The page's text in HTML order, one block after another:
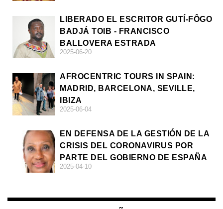
LIBERADO EL ESCRITOR GUTÍ-FÔGO
BADJÁ TOIB - FRANCISCO
BALLOVERA ESTRADA
2025-06-20
AFROCENTRIC TOURS IN SPAIN:
MADRID, BARCELONA, SEVILLE,
IBIZA
2025-06-04
EN DEFENSA DE LA GESTIÓN DE LA
CRISIS DEL CORONAVIRUS POR
PARTE DEL GOBIERNO DE ESPAÑA
2025-04-10